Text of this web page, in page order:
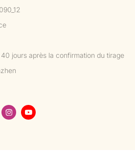
jours après la confirmation du tirage